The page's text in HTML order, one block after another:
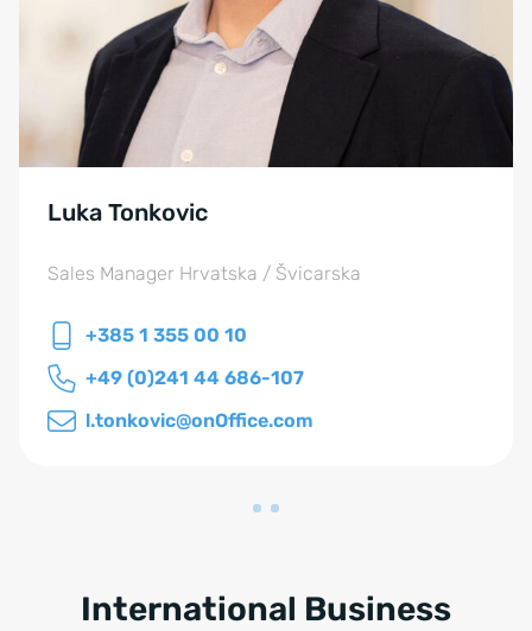
Luka Tonkovic
Sales Manager Hrvatska / Švicarska
+385 1 355 00 10
+49 (0)241 44 686-107
l.tonkovic@onOffice.com
International Business